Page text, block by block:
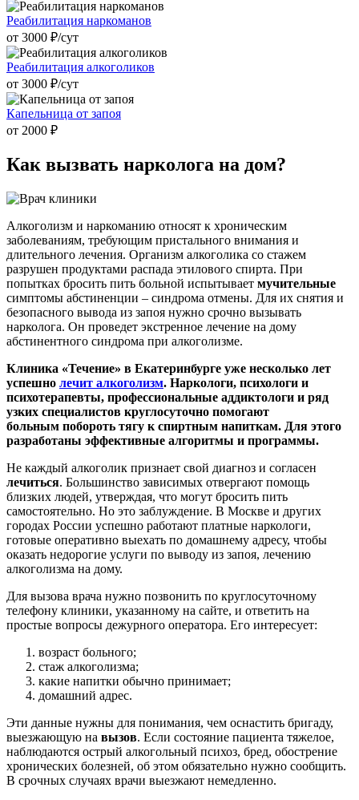
Реабилитация наркоманов
от 3000 ₽/cут
Реабилитация алкоголиков
от 3000 ₽/cут
Капельница от запоя
от 2000 ₽
Как вызвать нарколога на дом?
Алкоголизм и наркоманию относят к хроническим
заболеваниям, требующим пристального внимания и
длительного лечения. Организм алкоголика со стажем
разрушен продуктами распада этилового спирта. При
попытках бросить пить больной испытывает мучительные
симптомы абстиненции – синдрома отмены. Для их снятия и
безопасного вывода из запоя нужно срочно вызывать
нарколога. Он проведет экстренное лечение на дому
абстинентного синдрома при алкоголизме.
Клиника «Течение» в Екатеринбурге уже несколько лет
успешно лечит алкоголизм. Наркологи, психологи и
психотерапевты, профессиональные аддиктологи и ряд
узких специалистов круглосуточно помогают
больным побороть тягу к спиртным напиткам. Для этого
разработаны эффективные алгоритмы и программы.
Не каждый алкоголик признает свой диагноз и согласен
лечиться. Большинство зависимых отвергают помощь
близких людей, утверждая, что могут бросить пить
самостоятельно. Но это заблуждение. В Москве и других
городах России успешно работают платные наркологи,
готовые оперативно выехать по домашнему адресу, чтобы
оказать недорогие услуги по выводу из запоя, лечению
алкоголизма на дому.
Для вызова врача нужно позвонить по круглосуточному
телефону клиники, указанному на сайте, и ответить на
простые вопросы дежурного оператора. Его интересует:
возраст больного;
стаж алкоголизма;
какие напитки обычно принимает;
домашний адрес.
Эти данные нужны для понимания, чем оснастить бригаду,
выезжающую на вызов. Если состояние пациента тяжелое,
наблюдаются острый алкогольный психоз, бред, обострение
хронических болезней, об этом обязательно нужно сообщить.
В срочных случаях врачи выезжают немедленно.